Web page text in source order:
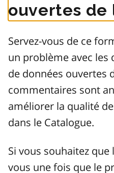
ouvertes de
Servez-vous de ce
un problème avec les
de données ouvertes
commentaires sont
améliorer la qualité
dans le Catalogue.
Si vous souhaitez que
vous une fois que le